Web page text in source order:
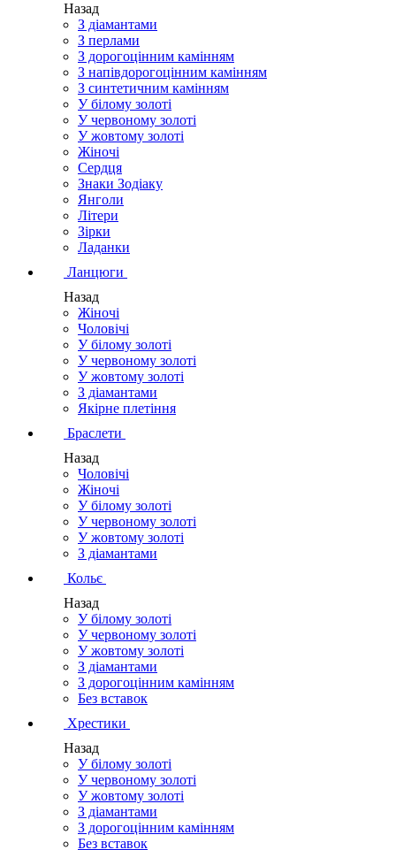
Назад
З діамантами
З перлами
З дорогоцінним камінням
З напівдорогоцінним камінням
З синтетичним камінням
У білому золоті
У червоному золоті
У жовтому золоті
Жіночі
Сердця
Знаки Зодіаку
Янголи
Літери
Зірки
Ладанки
Ланцюги
Назад
Жіночі
Чоловічі
У білому золоті
У червоному золоті
У жовтому золоті
З діамантами
Якірне плетіння
Браслети
Назад
Чоловічі
Жіночі
У білому золоті
У червоному золоті
У жовтому золоті
З діамантами
Кольє
Назад
У білому золоті
У червоному золоті
У жовтому золоті
З діамантами
З дорогоцінним камінням
Без вставок
Хрестики
Назад
У білому золоті
У червоному золоті
У жовтому золоті
З діамантами
З дорогоцінним камінням
Без вставок